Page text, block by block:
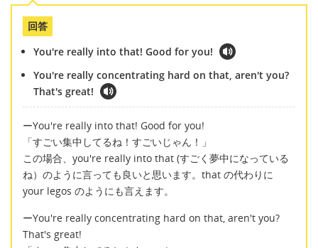
回答
You're really into that! Good for you!
You're really concentrating hard on that, aren't you?
That's great!
ーYou're really into that! Good for you!
「すごい集中してるね！すごいじゃん！」
この場合、you're really into that (すごく夢中になっている
ね）のように言っても良いと思います。that の代わりに
your legos のようにも言えます。
ーYou're really concentrating hard on that, aren't you?
That's great!